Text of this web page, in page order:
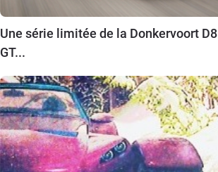
Une série limitée de la Donkervoort D8
GT...